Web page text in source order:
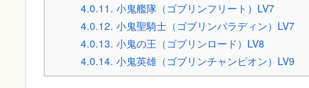
4.0.11. 小鬼艦隊（ゴブリンフリート）LV7
4.0.12. 小鬼聖騎士（ゴブリンパラディン）LV7
4.0.13. 小鬼の王（ゴブリンロード）LV8
4.0.14. 小鬼英雄（ゴブリンチャンピオン）LV9